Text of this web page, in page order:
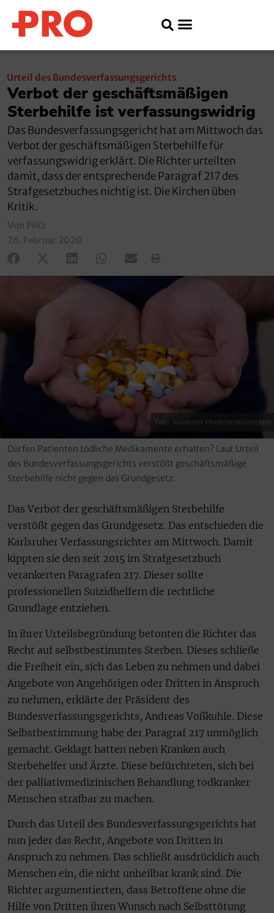
Urteil des Bundesverfassungsgerichts
Verbot der geschäftsmäßigen
Sterbehilfe ist verfassungswidrig
Das Bundesverfassungsgericht hat am Mittwoch das
Verbot der geschäftsmäßigen Sterbehilfe für
verfassungswidrig erklärt. Die Richter urteilten
damit, dass der entsprechende Paragraf 217 des
Strafgesetzbuches nichtig ist. Die Kirchen üben
Kritik.
Von PRO
26. Februar 2020
Foto: Volodymyr Hryshchenko/unsplash
Dürfen Patienten tödliche Medikamente erhalten? Laut Urteil
des Bundesverfassungsgerichts verstößt geschäftsmäßige
Sterbehilfe nicht gegen das Grundgesetz.
Das Verbot der geschäftsmäßigen Sterbehilfe
verstößt gegen das Grundgesetz. Das entschieden die
Karlsruher Verfassungsrichter am Mittwoch. Damit
kippten sie den seit 2015 im Strafgesetzbuch
verankerten Paragrafen 217. Dieser sollte
professionellen Suizidhelfern die rechtliche
Grundlage entziehen.
In ihrer Urteilsbegründung betonten die Richter das
Recht auf selbstbestimmtes Sterben. Dieses schließe
die Freiheit ein, sich das Leben zu nehmen und dabei
Angebote von Angehörigen oder Dritten in Anspruch
zu nehmen, erklärte der Präsident des
Bundesverfassungsgerichts, Andreas Voßkuhle. Diese
Selbstbestimmung habe der Paragraf 217 unmöglich
gemacht. Geklagt hatten neben Kranken auch
Sterbehelfer und Ärzte. Diese befürchteten, sich bei
der palliativmedizinischen Behandlung todkranker
Menschen strafbar zu machen.
Durch das Urteil des Bundesverfassungsgerichts hat
nun jeder das Recht, Angebote von Dritten in
Anspruch zu nehmen. Das schließt ausdrücklich auch
Menschen ein, die nicht unheilbar krank sind. Die
Richter argumentierten, dass Betroffene ohne die
Hilfe von Dritten ihren Wunsch nach Selbsttötung